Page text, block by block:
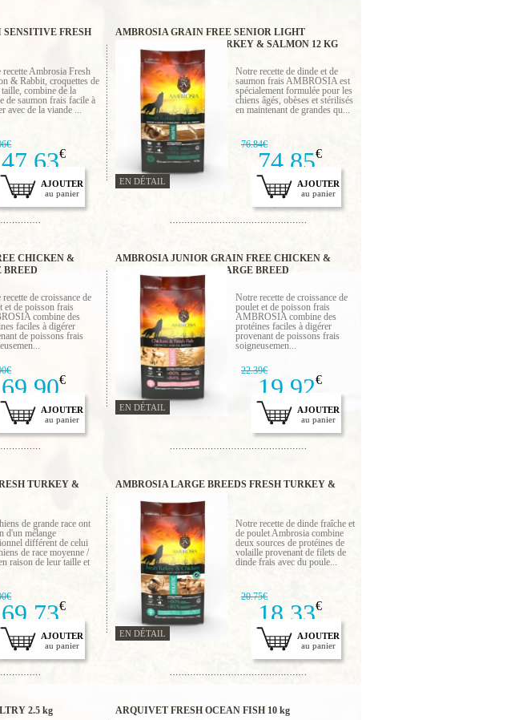
FRESH
recette Ambrosia Fresh
& Rabbit, croquettes de
combine de la
de saumon frais facile à
avec de la viande ...
47.63€
AJOUTER
au panier
AMBROSIA GRAIN FREE SENIOR LIGHT
STERILIZED FRESH TURKEY & SALMON 12 KG
Notre recette de dinde et de
saumon frais AMBROSIA est
spécialement formulée pour les
chiens âgés, obèses et stérilisés
en maintenant de grandes qu...
76.84€
74.85€
AJOUTER
au panier
EN DÉTAIL
CHICKEN &
BREED
de croissance de
et de poisson frais
combine des
faciles à digérer
de poissons frais
69.90€
AJOUTER
au panier
AMBROSIA JUNIOR GRAIN FREE CHICKEN &
FRESH SALMON 2 KG LARGE BREED
Notre recette de croissance de
poulet et de poisson frais
AMBROSIA combine des
protéines faciles à digérer
provenant de poissons frais
soigneusemen...
22.39€
19.92€
AJOUTER
au panier
EN DÉTAIL
TURKEY &
de grande race ont
d'un mélange
différent de celui
de race moyenne /
raison de leur taille et
69.73€
AJOUTER
au panier
AMBROSIA LARGE BREEDS FRESH TURKEY &
Notre recette de dinde fraîche et
de poulet Ambrosia combine
deux sources de protéines de
volaille provenant de filets de
dinde frais avec du poule...
20.75€
18.33€
AJOUTER
au panier
EN DÉTAIL
2.5 kg ARQUIVET FRESH OCEAN FISH 10 kg